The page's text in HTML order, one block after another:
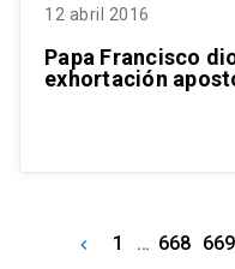
12 abril 2016
Papa Francisco
exhortación
keyboard_arrow_left 1 … 668 669